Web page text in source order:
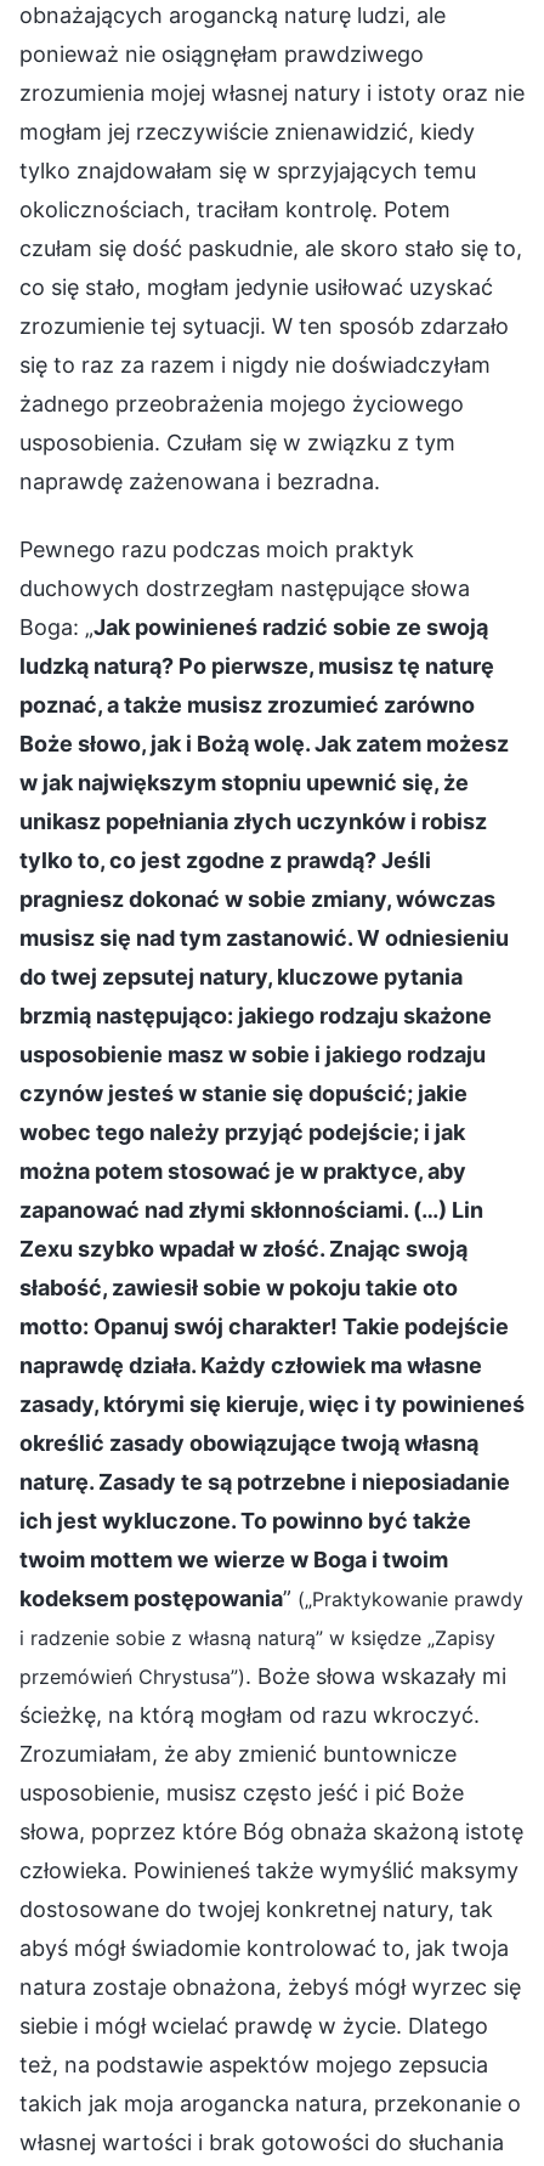
obnażających arogancką naturę ludzi, ale
ponieważ nie osiągnęłam prawdziwego
zrozumienia mojej własnej natury i istoty oraz nie
mogłam jej rzeczywiście znienawidzić, kiedy
tylko znajdowałam się w sprzyjających temu
okolicznościach, traciłam kontrolę. Potem
czułam się dość paskudnie, ale skoro stało się to,
co się stało, mogłam jedynie usiłować uzyskać
zrozumienie tej sytuacji. W ten sposób zdarzało
się to raz za razem i nigdy nie doświadczyłam
żadnego przeobrażenia mojego życiowego
usposobienia. Czułam się w związku z tym
naprawdę zażenowana i bezradna.
Pewnego razu podczas moich praktyk
duchowych dostrzegłam następujące słowa
Boga: „Jak powinieneś radzić sobie ze swoją
ludzką naturą? Po pierwsze, musisz tę naturę
poznać, a także musisz zrozumieć zarówno
Boże słowo, jak i Bożą wolę. Jak zatem możesz
w jak największym stopniu upewnić się, że
unikasz popełniania złych uczynków i robisz
tylko to, co jest zgodne z prawdą? Jeśli
pragniesz dokonać w sobie zmiany, wówczas
musisz się nad tym zastanowić. W odniesieniu
do twej zepsutej natury, kluczowe pytania
brzmią następująco: jakiego rodzaju skażone
usposobienie masz w sobie i jakiego rodzaju
czynów jesteś w stanie się dopuścić; jakie
wobec tego należy przyjąć podejście; i jak
można potem stosować je w praktyce, aby
zapanować nad złymi skłonnościami. (…) Lin
Zexu szybko wpadał w złość. Znając swoją
słabość, zawiesił sobie w pokoju takie oto
motto: Opanuj swój charakter! Takie podejście
naprawdę działa. Każdy człowiek ma własne
zasady, którymi się kieruje, więc i ty powinieneś
określić zasady obowiązujące twoją własną
naturę. Zasady te są potrzebne i nieposiadanie
ich jest wykluczone. To powinno być także
twoim mottem we wierze w Boga i twoim
kodeksem postępowania” („Praktykowanie prawdy
i radzenie sobie z własną naturą” w księdze „Zapisy
przemówień Chrystusa”). Boże słowa wskazały mi
ścieżkę, na którą mogłam od razu wkroczyć.
Zrozumiałam, że aby zmienić buntownicze
usposobienie, musisz często jeść i pić Boże
słowa, poprzez które Bóg obnaża skażoną istotę
człowieka. Powinieneś także wymyślić maksymy
dostosowane do twojej konkretnej natury, tak
abyś mógł świadomie kontrolować to, jak twoja
natura zostaje obnażona, żebyś mógł wyrzec się
siebie i mógł wcielać prawdę w życie. Dlatego
też, na podstawie aspektów mojego zepsucia
takich jak moja arogancka natura, przekonanie o
własnej wartości i brak gotowości do słuchania